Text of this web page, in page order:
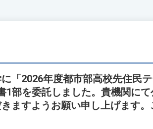
「2026年度都市部高校先住民
1部を委託しました。貴機関に
ますようお願い申し上げます